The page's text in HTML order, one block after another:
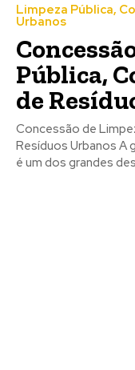
Limpeza Pública,
Urbanos
Pública,
de
Concessão de
Resíduos Urbanos A gestão eficiente de resíduos urbanos
é um dos grandes